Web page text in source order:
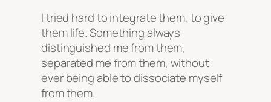
I tried hard to integrate them, to give
them life. Something always
distinguished me from them,
separated me from them, without
ever being able to dissociate myself
from them.